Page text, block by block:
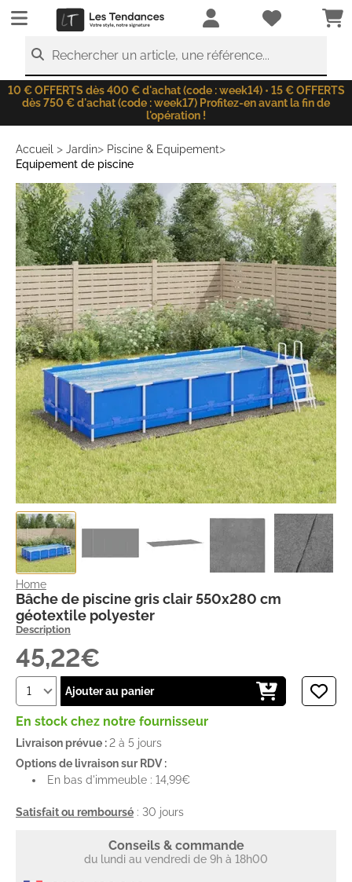
LesTendances.fr
Rechercher un article, une référence...
10 € OFFERTS dès 400 € d'achat (code : week14) • 15 € OFFERTS
dès 750 € d'achat (code : week17) Profitez-en avant la fin de
l'opération !
Accueil > Jardin> Piscine & Equipement>
Equipement de piscine
Home
Bâche de piscine gris clair 550x280 cm
géotextile polyester
Description
45,22€
Ajouter au panier
En stock chez notre fournisseur
Livraison prévue :2 à 5 jours
Options de livraison sur RDV :
En bas d'immeuble : 14,99€
Satisfait ou remboursé : 30 jours
Conseils & commande
du lundi au vendredi de 9h à 18h00